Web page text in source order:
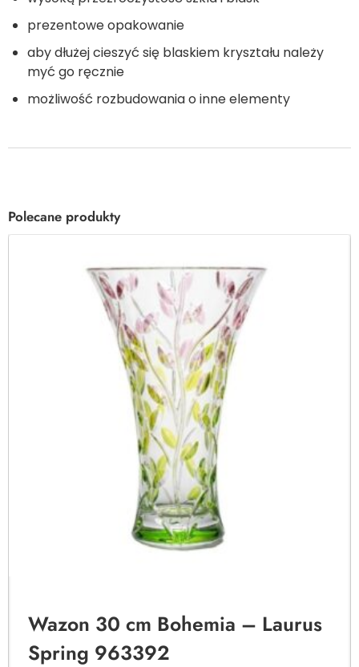
prezentowe opakowanie
aby dłużej cieszyć się blaskiem kryształu należy
myć go ręcznie
możliwość rozbudowania o inne elementy
Polecane produkty
Wazon 30 cm Bohemia – Laurus
Spring 963392